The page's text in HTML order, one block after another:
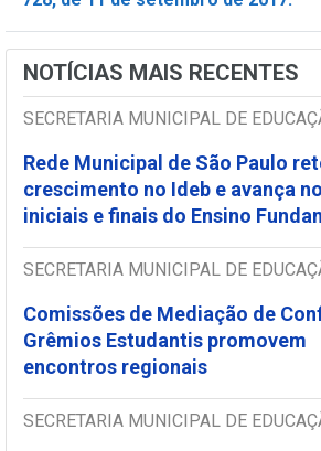
NOTÍCIAS MAIS RECENTES
SECRETARIA MUNICIPAL DE
Rede Municipal de São Paulo
crescimento no Ideb e avança
iniciais e finais do Ensino
SECRETARIA MUNICIPAL DE
Comissões de Mediação de
Grêmios Estudantis promovem
encontros regionais
SECRETARIA MUNICIPAL DE